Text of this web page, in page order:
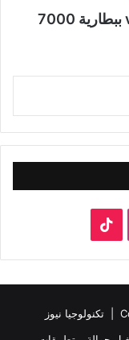
فيفو تكشف رسميا عن vivo X Fold 6 ببطارية 7000
تكنولوجيا نيوز